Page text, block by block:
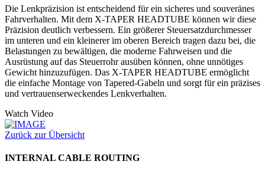
Die Lenkpräzision ist entscheidend für ein sicheres und souveränes
Fahrverhalten. Mit dem X-TAPER HEADTUBE können wir diese
Präzision deutlich verbessern. Ein größerer Steuersatzdurchmesser
im unteren und ein kleinerer im oberen Bereich tragen dazu bei, die
Belastungen zu bewältigen, die moderne Fahrweisen und die
Ausrüstung auf das Steuerrohr ausüben können, ohne unnötiges
Gewicht hinzuzufügen. Das X-TAPER HEADTUBE ermöglicht
die einfache Montage von Tapered-Gabeln und sorgt für ein präzises
und vertrauenserweckendes Lenkverhalten.
Watch Video
Zurück zur Übersicht
INTERNAL CABLE ROUTING